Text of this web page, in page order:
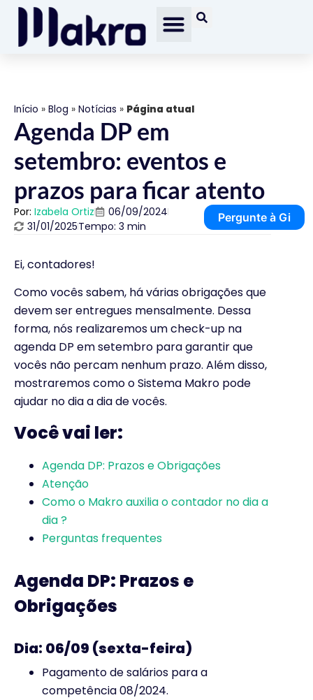
Início » Blog » Notícias » Página atual
Agenda DP em
setembro: eventos e
prazos para ficar atento
Por: Izabela Ortiz
06/09/2024
31/01/2025Tempo: 3 min
Pergunte à Gi
Ei, contadores!
Como vocês sabem, há várias obrigações que
devem ser entregues mensalmente. Dessa
forma, nós realizaremos um check-up na
agenda DP em setembro para garantir que
vocês não percam nenhum prazo. Além disso,
mostraremos como o Sistema Makro pode
ajudar no dia a dia de vocês.
Você vai ler:
Agenda DP: Prazos e Obrigações
Atenção
Como o Makro auxilia o contador no dia a
dia ?
Perguntas frequentes
Agenda DP: Prazos e
Obrigações
Dia: 06/09 (sexta-feira)
Pagamento de salários para a
competência 08/2024.